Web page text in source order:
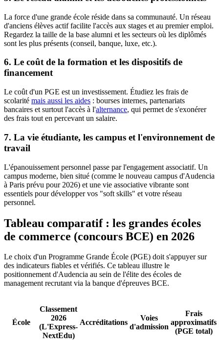
La force d'une grande école réside dans sa communauté. Un réseau
d'anciens élèves actif facilite l'accès aux stages et au premier emploi.
Regardez la taille de la base alumni et les secteurs où les diplômés
sont les plus présents (conseil, banque, luxe, etc.).
6. Le coût de la formation et les dispositifs de
financement
Le coût d'un PGE est un investissement. Étudiez les frais de
scolarité mais aussi les aides : bourses internes, partenariats
bancaires et surtout l'accès à l'alternance, qui permet de s'exonérer
des frais tout en percevant un salaire.
7. La vie étudiante, les campus et l'environnement de
travail
L'épanouissement personnel passe par l'engagement associatif. Un
campus moderne, bien situé (comme le nouveau campus d'Audencia
à Paris prévu pour 2026) et une vie associative vibrante sont
essentiels pour développer vos "soft skills" et votre réseau
personnel.
Tableau comparatif : les grandes écoles
de commerce (concours BCE) en 2026
Le choix d'un Programme Grande École (PGE) doit s'appuyer sur
des indicateurs fiables et vérifiés. Ce tableau illustre le
positionnement d'Audencia au sein de l'élite des écoles de
management recrutant via la banque d'épreuves BCE.
École
Classement
2026
(L'Express-
NextEdu)
Accréditations
Voies
d'admission
Frais
approximatifs
(PGE total)